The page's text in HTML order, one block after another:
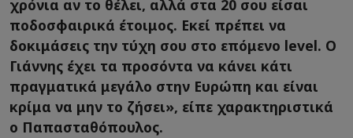
χρόνια αν το θέλει, αλλά στα 20 σου είσαι
ποδοσφαιρικά έτοιμος. Εκεί πρέπει να
δοκιμάσεις την τύχη σου στο επόμενο level. Ο
Γιάννης έχει τα προσόντα να κάνει κάτι
πραγματικά μεγάλο στην Ευρώπη και είναι
κρίμα να μην το ζήσει», είπε χαρακτηριστικά
ο Παπασταθόπουλος.